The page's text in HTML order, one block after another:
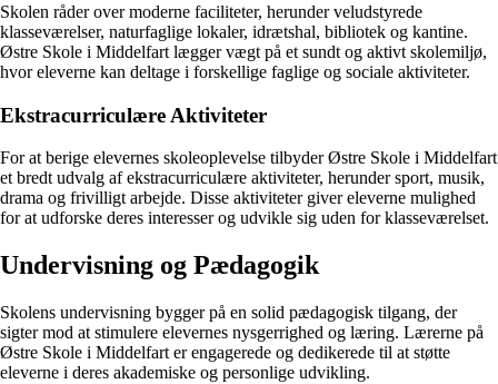
Skolen råder over moderne faciliteter, herunder veludstyrede
klasseværelser, naturfaglige lokaler, idrætshal, bibliotek og kantine.
Østre Skole i Middelfart lægger vægt på et sundt og aktivt skolemiljø,
hvor eleverne kan deltage i forskellige faglige og sociale aktiviteter.
Ekstracurriculære Aktiviteter
For at berige elevernes skoleoplevelse tilbyder Østre Skole i Middelfart
et bredt udvalg af ekstracurriculære aktiviteter, herunder sport, musik,
drama og frivilligt arbejde. Disse aktiviteter giver eleverne mulighed
for at udforske deres interesser og udvikle sig uden for klasseværelset.
Undervisning og Pædagogik
Skolens undervisning bygger på en solid pædagogisk tilgang, der
sigter mod at stimulere elevernes nysgerrighed og læring. Lærerne på
Østre Skole i Middelfart er engagerede og dedikerede til at støtte
eleverne i deres akademiske og personlige udvikling.